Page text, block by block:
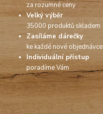
za rozumné ceny
Velký výběr
35000 produktů skladem
Zasíláme dárečky
ke každé nové objednávce
Individuální přístup
poradíme Vám